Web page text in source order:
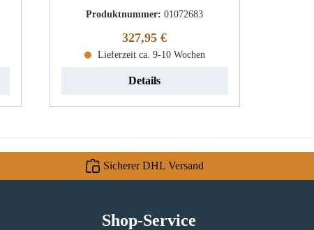
Produktnummer:01072683
Regulärer Preis:
327,95 €
Lieferzeit ca. 9-10 Wochen
Details
Sicherer DHL Versand
Shop-Service